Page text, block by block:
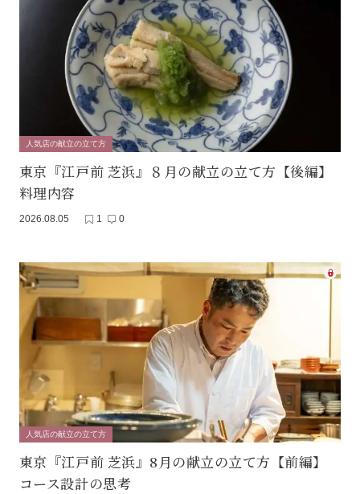
人気店の献立の立て方
東京『江戸前 芝浜』８月の献立の立て方【後編】
料理内容
2026.08.05 1 0
人気店の献立の立て方
東京『江戸前 芝浜』8月の献立の立て方【前編】
コース設計の思考